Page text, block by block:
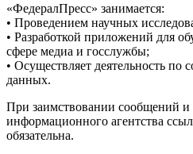
«ФедералПресс» занимается:
• Проведением научных
• Разработкой приложений для
сфере медиа и госслужбы;
• Осуществляет деятельность по
данных.
При заимствовании сообщений и
информационного агентства
обязательна.